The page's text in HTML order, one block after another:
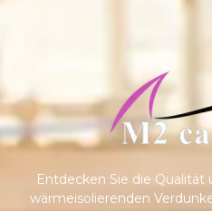
Entdecken Sie die
wärmeisolierenden